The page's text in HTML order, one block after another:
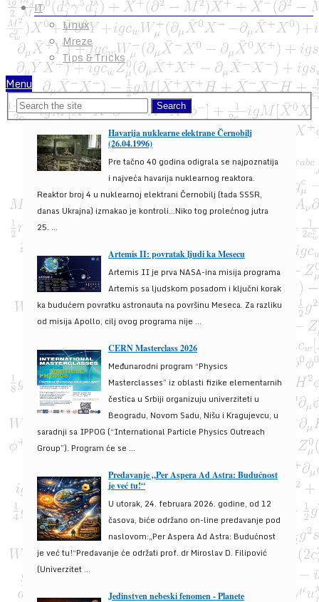
IT
Linux
Mreze
Tips & Tricks
Menu
Havarija nuklearne elektrane Černobilj
(26.04.1996)
Pre tačno 40 godina odigrala se najpoznatija
i najveća havarija nuklearnog reaktora.
Reaktor broj 4 u nuklearnoj elektrani Černobilj (tada SSSR,
danas Ukrajna) izmakao je kontroli...Niko tog prolećnog jutra
25. ...
Artemis II: povratak ljudi ka Mesecu
Artemis II je prva NASA-ina misija programa
Artemis sa ljudskom posadom i ključni korak
ka budućem povratku astronauta na površinu Meseca. Za razliku
od misija Apollo, cilj ovog programa nije ...
CERN Masterclass 2026
Međunarodni program “Physics
Masterclasses” iz oblasti fizike elementarnih
čestica u Srbiji organizuju univerziteti u
Beogradu, Novom Sadu, Nišu i Kragujevcu, u
saradnji sa IPPOG (“International Particle Physics Outreach
Group”). Program će se ...
Predavanje „Per Aspera Ad Astra: Budućnost
je već tu!“
U utorak, 24. februara 2026. godine, od 12
časova, biće održano on-line predavanje pod
naslovom:„Per Aspera Ad Astra: Budućnost
je već tu!“Predavanje će održati prof. dr Miroslav D. Filipović
(Univerzitet ...
Jedinstven nebeski fenomen - Planete